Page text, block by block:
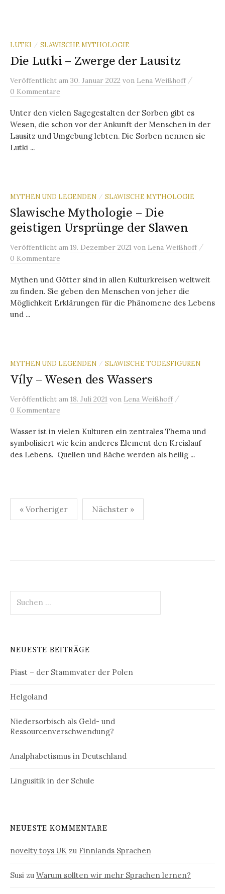
LUTKI / SLAWISCHE MYTHOLOGIE
Die Lutki – Zwerge der Lausitz
Veröffentlicht am 30. Januar 2022 von Lena Weißhoff /
0 Kommentare
Unter den vielen Sagegestalten der Sorben gibt es
Wesen, die schon vor der Ankunft der Menschen in der
Lausitz und Umgebung lebten. Die Sorben nennen sie
Lutki ...
MYTHEN UND LEGENDEN / SLAWISCHE MYTHOLOGIE
Slawische Mythologie – Die
geistigen Ursprünge der Slawen
Veröffentlicht am 19. Dezember 2021 von Lena Weißhoff /
0 Kommentare
Mythen und Götter sind in allen Kulturkreisen weltweit
zu finden. Sie geben den Menschen von jeher die
Möglichkeit Erklärungen für die Phänomene des Lebens
und ...
MYTHEN UND LEGENDEN / SLAWISCHE TODESFIGUREN
Víly – Wesen des Wassers
Veröffentlicht am 18. Juli 2021 von Lena Weißhoff /
0 Kommentare
Wasser ist in vielen Kulturen ein zentrales Thema und
symbolisiert wie kein anderes Element den Kreislauf
des Lebens. Quellen und Bäche werden als heilig ...
Seitennummerierung
der
« Vorheriger Nächster »
nach:
NEUESTE BEITRÄGE
Piast – der Stammvater der Polen
Helgoland
Niedersorbisch als Geld- und
Ressourcenverschwendung?
Analphabetismus in Deutschland
Lingusitik in der Schule
NEUESTE KOMMENTARE
novelty toys UK zu Finnlands Sprachen
Susi zu Warum sollten wir mehr Sprachen lernen?